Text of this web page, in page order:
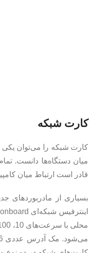
کارت شبکه
کارت شبکه را می‌توان یکی
میان دستگاه‌ها دانست.
قادر است ارتباط میان